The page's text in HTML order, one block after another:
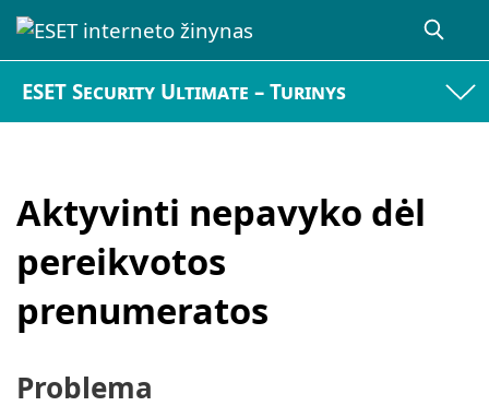
ESET Security Ultimate – Turinys
Aktyvinti nepavyko dėl
pereikvotos
prenumeratos
Problema